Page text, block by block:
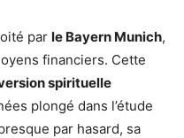
par le Bayern Munich,
financiers. Cette
spirituelle
plongé dans l’étude
par hasard, sa